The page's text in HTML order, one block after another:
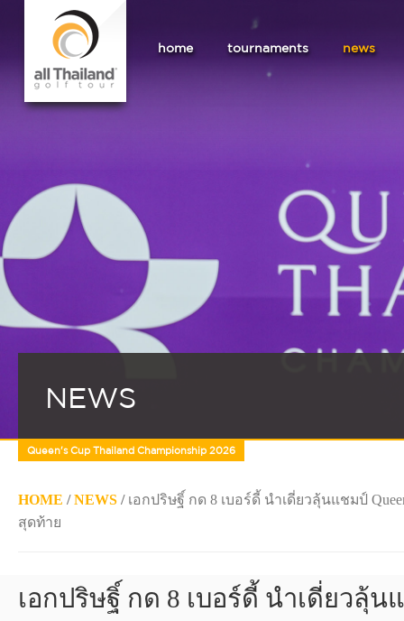
home tournaments news
NEWS
Queen's Cup Thailand Championship 2026
HOME /NEWS / เอกปริษฐิ์ กด 8 เบอร์ดี้ นำเดี่ยวลุ้นแชมป์
สุดท้าย
เอกปริษฐิ์ กด 8 เบอร์ดี้ นำเดี่ยวลุ้น